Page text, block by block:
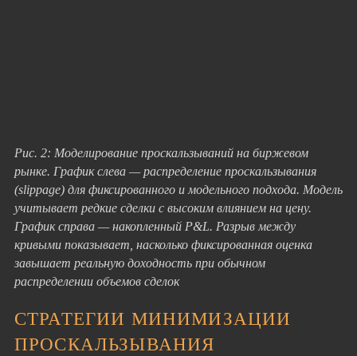
Рис. 2: Моделирование проскальзываний на биржевом
рынке. График слева — распределение проскальзывания
(slippage) для фиксированного и модельного подхода. Модель
учитывает редкие сделки с высоким влиянием на цену.
График справа — накопленный P&L. Разрыв между
кривыми показывает, насколько фиксированная оценка
завышает реальную доходность при обычном
распределении объемов сделок
СТРАТЕГИИ МИНИМИЗАЦИИ
ПРОСКАЛЬЗЫВАНИЯ